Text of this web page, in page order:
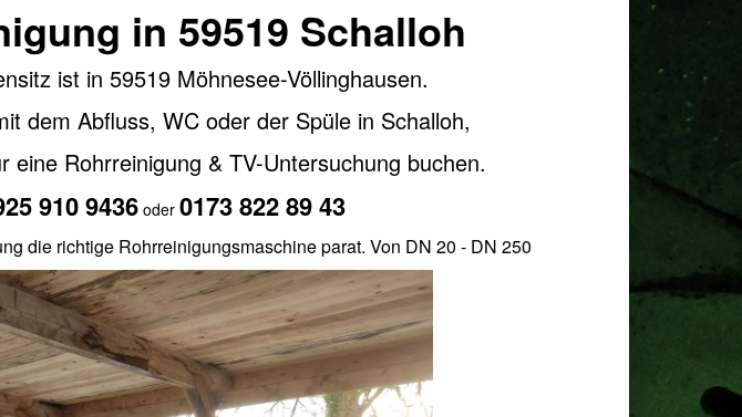
in 59519 Schalloh
ist in 59519 Möhnesee-Völlinghausen.
dem Abfluss, WC oder der Spüle in Schalloh,
eine Rohrreinigung & TV-Untersuchung buchen.
910 9436 oder 0173 822 89 43
die richtige Rohrreinigungsmaschine parat. Von DN 20 - DN 250